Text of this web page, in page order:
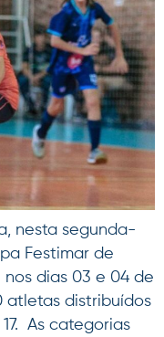
nesta segunda-
Festimar de
dias 03 e 04 de
atletas distribuídos
17. As categorias